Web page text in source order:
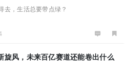
去，生活总要带点绿？
旋风，未来百亿赛道还能卷出什么